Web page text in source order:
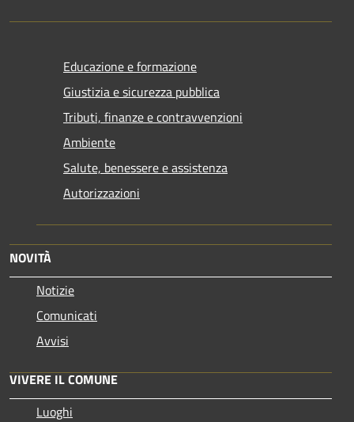
Educazione e formazione
Giustizia e sicurezza pubblica
Tributi, finanze e contravvenzioni
Ambiente
Salute, benessere e assistenza
Autorizzazioni
NOVITÀ
Notizie
Comunicati
Avvisi
VIVERE IL COMUNE
Luoghi